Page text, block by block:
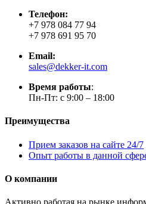
Телефон:
+7 978 084 77 94
+7 978 691 95 70
Email:
sales@dekker-it.com
Время работы:
Пн-Пт: с 9:00 – 18:00
Преимущества
Прием заказов на сайте 24/7
Опыт работы в данной
О компании